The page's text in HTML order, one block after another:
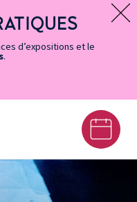
d’expositions et le
.